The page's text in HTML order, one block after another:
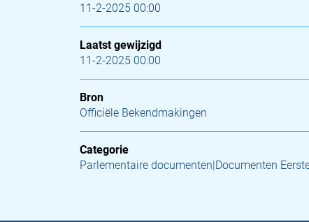
11-2-2025 00:00
Laatst gewijzigd
11-2-2025 00:00
Bron
Officiële Bekendmakingen
Categorie
Parlementaire documenten|Documenten